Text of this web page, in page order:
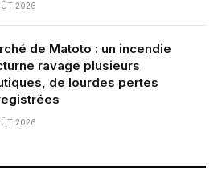
2026
de Matoto : un incendie
ravage plusieurs
de lourdes pertes
2026